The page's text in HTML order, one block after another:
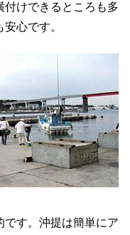
けできるところも多
心です。
です。沖提は簡単にア